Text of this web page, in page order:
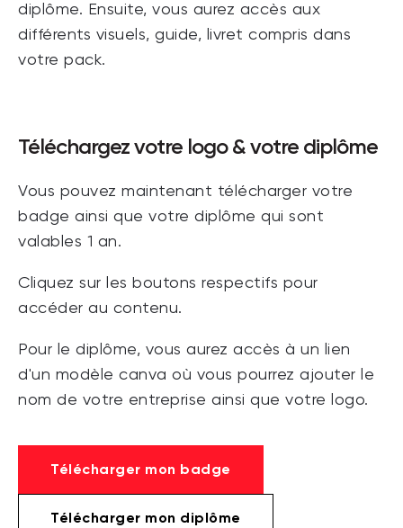
diplôme. Ensuite, vous aurez accès aux
différents visuels, guide, livret compris dans
votre pack.
Téléchargez votre logo & votre diplôme
Vous pouvez maintenant télécharger votre
badge ainsi que votre diplôme qui sont
valables 1 an.
Cliquez sur les boutons respectifs pour
accéder au contenu.
Pour le diplôme, vous aurez accès à un lien
d'un modèle canva où vous pourrez ajouter le
nom de votre entreprise ainsi que votre logo.
Télécharger mon badge
Télécharger mon diplôme